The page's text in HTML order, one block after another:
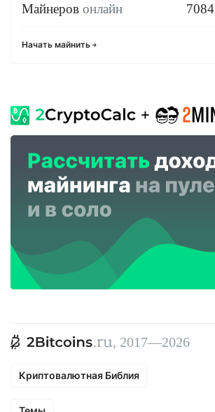
Майнеров онлайн 7084
Начать майнить
, 2017—2026
Криптовалютная Библия